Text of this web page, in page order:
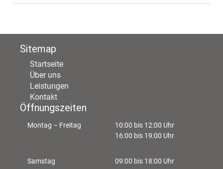
Sitemap
Startseite
Über uns
Leistungen
Kontakt
Öffnungszeiten
Montag – Freitag
10:00 bis 12:00 Uhr
16:00 bis 19:00 Uhr
Samstag 09:00 bis 18:00 Uhr